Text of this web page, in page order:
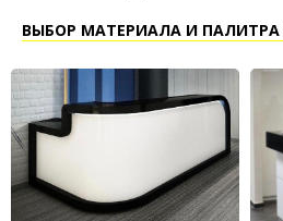
ВЫБОР МАТЕРИАЛА И ПАЛИТРА